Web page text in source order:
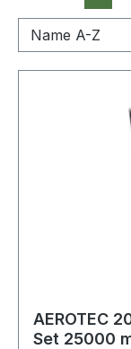
AEROTEC
Set